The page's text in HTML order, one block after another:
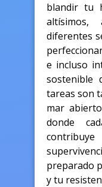
blandir tu
altísimos,
diferentes
e incluso
sostenible
tareas son
mar
donde
preparado
y tu